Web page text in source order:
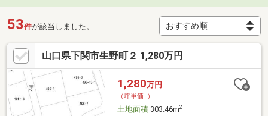
53件が該当しました。
山口県下関市生野町２ 1,280万円
1,280万円
（坪単価:-）
土地面積303.46m2